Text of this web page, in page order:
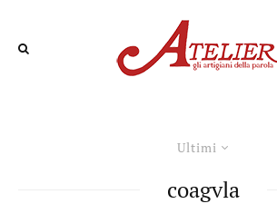
Ultimi
coagvla